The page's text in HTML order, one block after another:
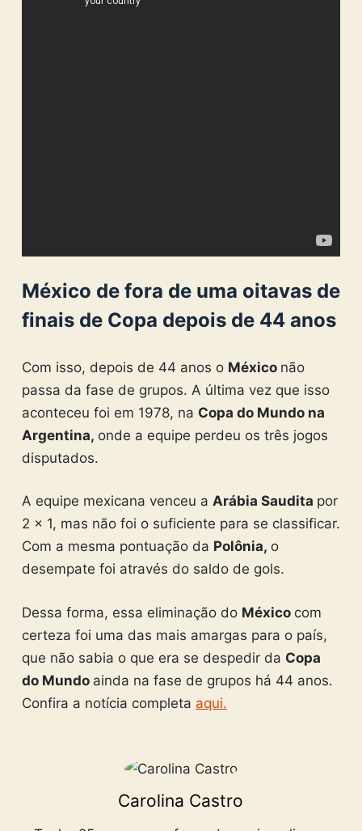
México de fora de uma oitavas de
finais de Copa depois de 44 anos
Com isso, depois de 44 anos o México não
passa da fase de grupos. A última vez que isso
aconteceu foi em 1978, na Copa do Mundo na
Argentina, onde a equipe perdeu os três jogos
disputados.
A equipe mexicana venceu a Arábia Saudita por
2 x 1, mas não foi o suficiente para se classificar.
Com a mesma pontuação da Polônia, o
desempate foi através do saldo de gols.
Dessa forma, essa eliminação do México com
certeza foi uma das mais amargas para o país,
que não sabia o que era se despedir da Copa
do Mundo ainda na fase de grupos há 44 anos.
Confira a notícia completa aqui.
Carolina Castro